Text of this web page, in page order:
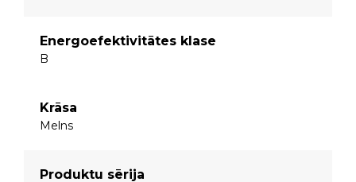
Energoefektivitātes klase
B
Krāsa
Melns
Produktu sērija